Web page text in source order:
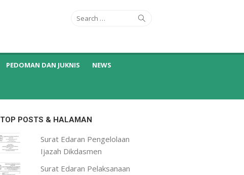
Search
PEDOMAN DAN JUKNIS NEWS
TOP POSTS & HALAMAN
Surat Edaran Pengelolaan
Ijazah Dikdasmen
Surat Edaran Pelaksanaan